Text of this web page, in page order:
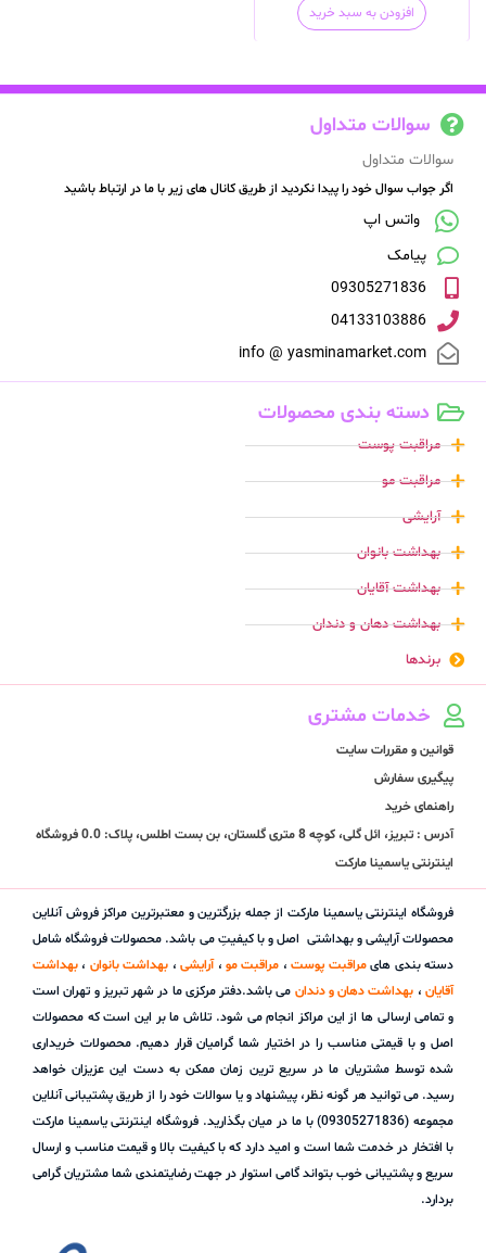
افزودن به سبد خرید
سوالات متداول
سوالات متداول
اگر جواب سوال خود را پیدا نکردید از طریق کانال های زیر با ما در ارتباط باشید
واتس اپ
پیامک
09305271836
04133103886
info @ yasminamarket.com
دسته بندی محصولات
مراقبت پوست
مراقبت مو
آرایشی
بهداشت بانوان
بهداشت آقایان
بهداشت دهان و دندان
برندها
خدمات مشتری
قوانین و مقررات سایت
پیگیری سفارش
راهنمای خرید
آدرس : تبریز، ائل گلی، کوچه 8 متری گلستان، بن بست اطلس، پلاک: 0.0 فروشگاه
اینترنتی یاسمینا مارکت
فروشگاه اینترنتی یاسمینا مارکت از جمله بزرگترین و معتبرترین مراکز فروش آنلاین
محصولات آرایشی و بهداشتی اصل و با کیفیتِ می باشد. محصولات فروشگاه شامل
دسته بندی هایمراقبت پوست، مراقبت مو،آرایشی، بهداشت بانوان ، بهداشت
آقایان، بهداشت دهان و دندان می باشد.دفتر مرکزی ما در شهر تبریز و تهران است
و تمامی ارسالی ها از این مراکز انجام می شود. تلاش ما بر این است که محصولات
اصل و با قیمتی مناسب را در اختیار شما گرامیان قرار دهیم. محصولات خریداری
شده توسط مشتریان ما در سریع ترین زمان ممکن به دست این عزیزان خواهد
رسید. می توانید هر گونه نظر، پیشنهاد و یا سوالات خود را از طریق پشتیبانی آنلاین
مجموعه (09305271836) با ما در میان بگذارید. فروشگاه اینترنتی یاسمینا مارکت
با افتخار در خدمت شما است و امید دارد که با کیفیت بالا و قیمت مناسب و ارسال
سریع و پشتیبانی خوب بتواند گامی استوار در جهت رضایتمندی شما مشتریان گرامی
بردارد.